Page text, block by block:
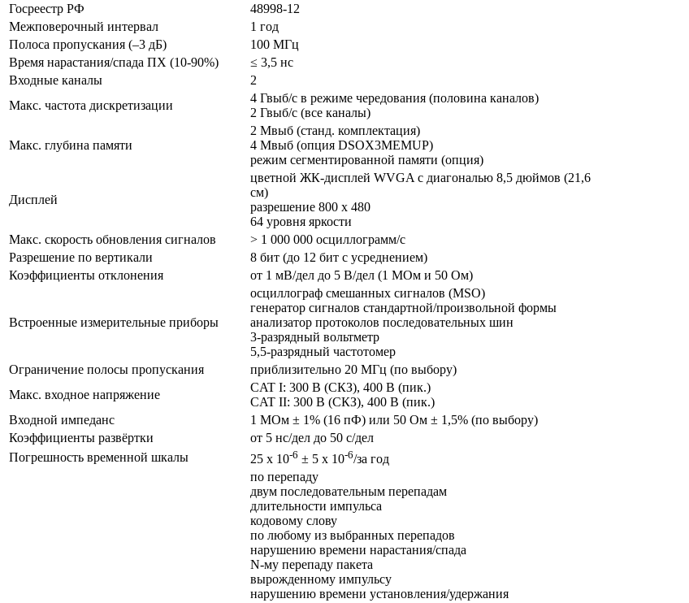
Госреестр РФ
48998-12
Межповерочный интервал
1 год
Полоса пропускания (–3 дБ)
100 МГц
Время нарастания/спада ПХ (10-90%)
≤ 3,5 нс
Входные каналы
2
Макс. частота дискретизации
4 Гвыб/с в режиме чередования (половина каналов)
2 Гвыб/с (все каналы)
Макс. глубина памяти
2 Мвыб (станд. комплектация)
4 Мвыб (опция DSOX3MEMUP)
режим сегментированной памяти (опция)
Дисплей
цветной ЖК-дисплей WVGA с диагональю 8,5 дюймов (21,6
см)
разрешение 800 х 480
64 уровня яркости
Макс. скорость обновления сигналов
> 1 000 000 осциллограмм/с
Разрешение по вертикали
8 бит (до 12 бит с усреднением)
Коэффициенты отклонения
от 1 мВ/дел до 5 В/дел (1 МОм и 50 Ом)
Встроенные измерительные приборы
осциллограф смешанных сигналов (MSO)
генератор сигналов стандартной/произвольной формы
анализатор протоколов последовательных шин
3-разрядный вольтметр
5,5-разрядный частотомер
Ограничение полосы пропускания
приблизительно 20 МГц (по выбору)
Макс. входное напряжение
CAT I: 300 В (СКЗ), 400 В (пик.)
CAT II: 300 В (СКЗ), 400 В (пик.)
Входной импеданс
1 MОм ± 1% (16 пФ) или 50 Ом ± 1,5% (по выбору)
Коэффициенты развёртки
от 5 нс/дел до 50 с/дел
Погрешность временной шкалы
25 х 10-6 ± 5 х 10-6/за год
по перепаду
двум последовательным перепадам
длительности импульса
кодовому слову
по любому из выбранных перепадов
нарушению времени нарастания/спада
N-му перепаду пакета
вырожденному импульсу
нарушению времени установления/удержания